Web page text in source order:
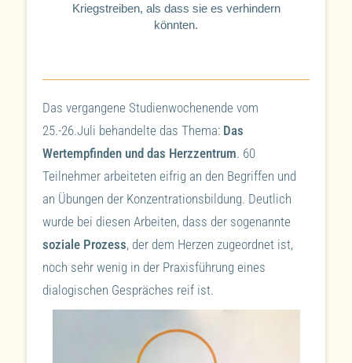
Kriegstreiben, als dass sie es verhindern
könnten.
Das vergangene Studienwochenende vom
25.-26.Juli behandelte das Thema: Das
Wertempfinden und das Herzzentrum. 60
Teilnehmer arbeiteten eifrig an den Begriffen und
an Übungen der Konzentrationsbildung. Deutlich
wurde bei diesen Arbeiten, dass der sogenannte
soziale Prozess, der dem Herzen zugeordnet ist,
noch sehr wenig in der Praxisführung eines
dialogischen Gespräches reif ist.